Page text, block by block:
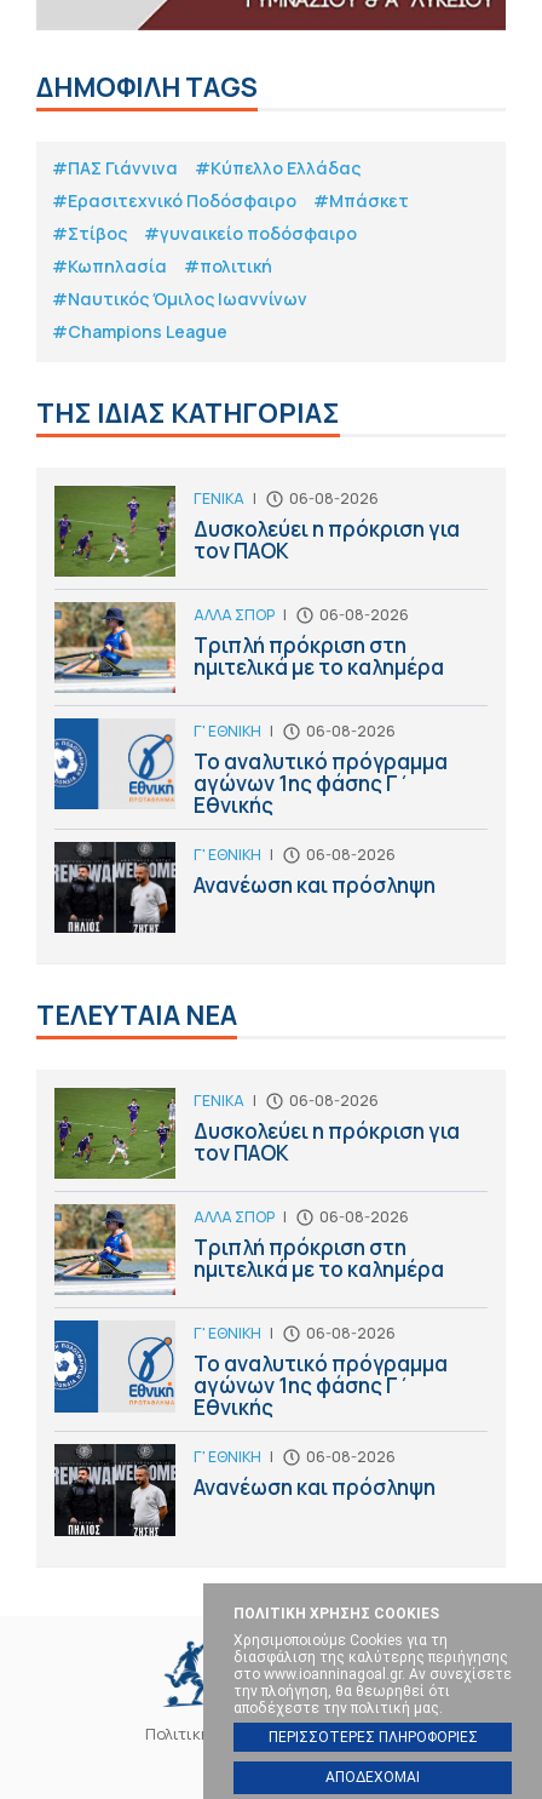
ΠΟΛΙΤΙΚΗ ΧΡΗΣΗΣ COOKIES
Χρησιμοποιούμε Cookies για τη
διασφάλιση της καλύτερης περιήγησης
στο www.ioanninagoal.gr. Αν συνεχίσετε
την πλοήγηση, θα θεωρηθεί ότι
αποδέχεστε την πολιτική μας.
ΠΕΡΙΣΣΟΤΕΡΕΣ ΠΛΗΡΟΦΟΡΙΕΣ
ΑΠΟΔΕΧΟΜΑΙ
ΔΗΜΟΦΙΛΗ TAGS
#ΠΑΣ Γιάννινα
#Κύπελλο Ελλάδας
#Eρασιτεχνικό Ποδόσφαιρο
#Μπάσκετ
#Στίβος
#γυναικείο ποδόσφαιρο
#Κωπηλασία
#πολιτική
#Ναυτικός Όμιλος Ιωαννίνων
#Champions League
ΤΗΣ ΙΔΙΑΣ ΚΑΤΗΓΟΡΙΑΣ
ΓΕΝΙΚΑ | 06-08-2026
Δυσκολεύει η πρόκριση για
τον ΠΑΟΚ
ΑΛΛΑ ΣΠΟΡ | 06-08-2026
Τριπλή πρόκριση στη
ημιτελικά με το καλημέρα
Γ' ΕΘΝΙΚΗ | 06-08-2026
Το αναλυτικό πρόγραμμα
αγώνων 1ης φάσης Γ΄
Εθνικής
Γ' ΕΘΝΙΚΗ | 06-08-2026
Ανανέωση και πρόσληψη
ΤΕΛΕΥΤΑΙΑ ΝΕΑ
ΓΕΝΙΚΑ | 06-08-2026
Δυσκολεύει η πρόκριση για
τον ΠΑΟΚ
ΑΛΛΑ ΣΠΟΡ | 06-08-2026
Τριπλή πρόκριση στη
ημιτελικά με το καλημέρα
Γ' ΕΘΝΙΚΗ | 06-08-2026
Το αναλυτικό πρόγραμμα
αγώνων 1ης φάσης Γ΄
Εθνικής
Γ' ΕΘΝΙΚΗ | 06-08-2026
Ανανέωση και πρόσληψη
Πολιτική Cookies Επικοινωνία
SOCIAL MEDIA